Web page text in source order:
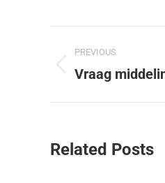
PREVIOUS
Vraag
Related Posts